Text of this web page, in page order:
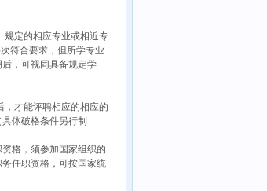
定的相应专业或相近专
符合要求，但所学专业
，可视同具备规定学
才能评聘相应的相应的
体破格条件另行制
格，须参加国家组织的
任职资格，可按国家统